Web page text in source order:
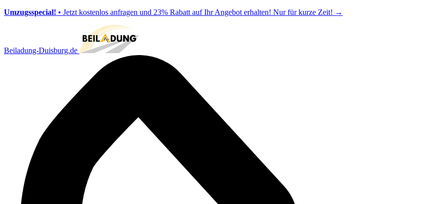
Umzugsspecial! • Jetzt kostenlos anfragen und 23% Rabatt auf Ihr Angebot erhalten! Nur für kurze Zeit! →
Beiladung-Duisburg.de